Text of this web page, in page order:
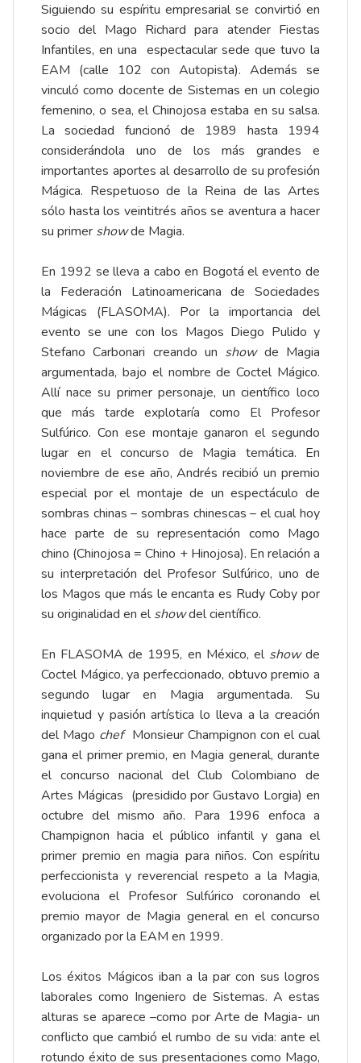
Siguiendo su espíritu empresarial se convirtió en
socio del Mago Richard para atender Fiestas
Infantiles, en una espectacular sede que tuvo la
EAM (calle 102 con Autopista). Además se
vinculó como docente de Sistemas en un colegio
femenino, o sea, el Chinojosa estaba en su salsa.
La sociedad funcionó de 1989 hasta 1994
considerándola uno de los más grandes e
importantes aportes al desarrollo de su profesión
Mágica. Respetuoso de la Reina de las Artes
sólo hasta los veintitrés años se aventura a hacer
su primer showde Magia.
En 1992 se lleva a cabo en Bogotá el evento de
la Federación Latinoamericana de Sociedades
Mágicas (FLASOMA). Por la importancia del
evento se une con los Magos Diego Pulido y
Stefano Carbonari creando un show de Magia
argumentada, bajo el nombre de Coctel Mágico.
Allí nace su primer personaje, un científico loco
que más tarde explotaría como El Profesor
Sulfúrico. Con ese montaje ganaron el segundo
lugar en el concurso de Magia temática. En
noviembre de ese año, Andrés recibió un premio
especial por el montaje de un espectáculo de
sombras chinas – sombras chinescas – el cual hoy
hace parte de su representación como Mago
chino (Chinojosa = Chino + Hinojosa). En relación a
su interpretación del Profesor Sulfúrico, uno de
los Magos que más le encanta es Rudy Coby por
su originalidad en elshowdel científico.
En FLASOMA de 1995, en México, el showde
Coctel Mágico, ya perfeccionado, obtuvo premio a
segundo lugar en Magia argumentada. Su
inquietud y pasión artística lo lleva a la creación
del Mago chef Monsieur Champignon con el cual
gana el primer premio, en Magia general, durante
el concurso nacional del Club Colombiano de
Artes Mágicas (presidido por Gustavo Lorgia) en
octubre del mismo año. Para 1996 enfoca a
Champignon hacia el público infantil y gana el
primer premio en magia para niños. Con espíritu
perfeccionista y reverencial respeto a la Magia,
evoluciona el Profesor Sulfúrico coronando el
premio mayor de Magia general en el concurso
organizado por la EAM en 1999.
Los éxitos Mágicos iban a la par con sus logros
laborales como Ingeniero de Sistemas. A estas
alturas se aparece –como por Arte de Magia- un
conflicto que cambió el rumbo de su vida: ante el
rotundo éxito de sus presentaciones como Mago,